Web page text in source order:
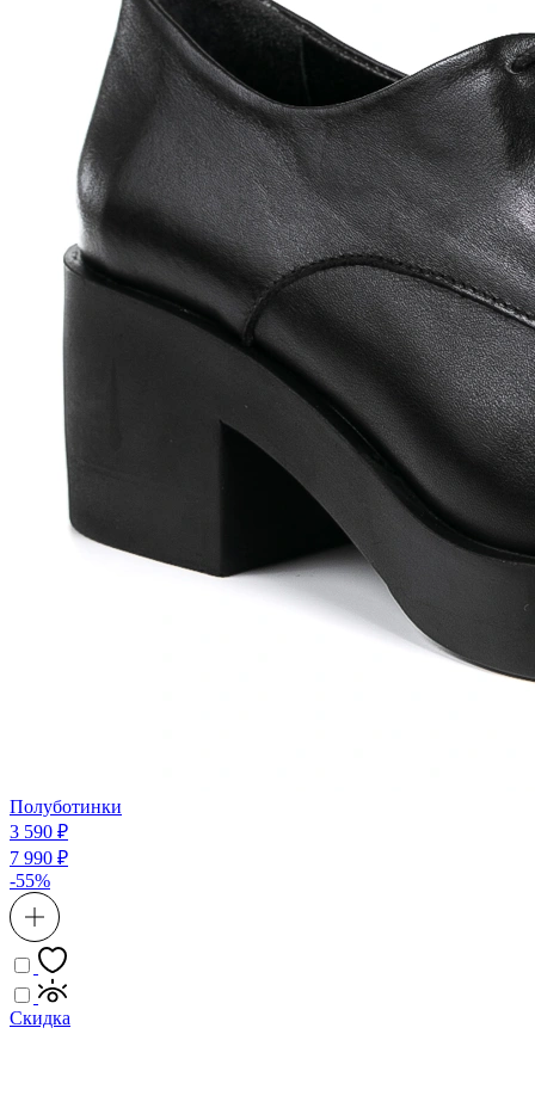
Полуботинки
3 590 ₽
7 990 ₽
-55%
Скидка